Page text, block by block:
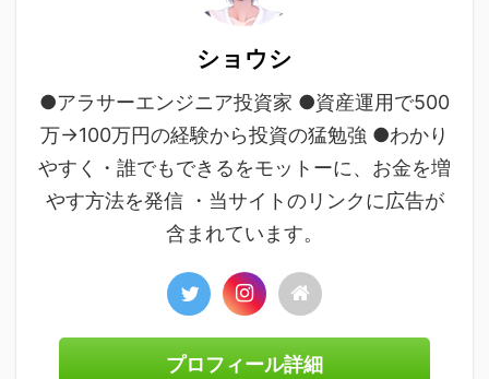
ショウシ
●アラサーエンジニア投資家 ●資産運用で500
万→100万円の経験から投資の猛勉強 ●わかり
やすく・誰でもできるをモットーに、お金を増
やす方法を発信 ・当サイトのリンクに広告が
含まれています。
プロフィール詳細